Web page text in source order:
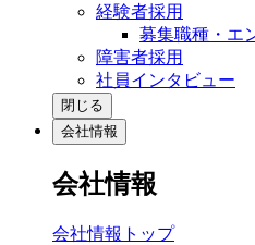
経験者採用
募集職種・エ
障害者採用
社員インタビュー
閉じる
会社情報
会社情報
会社情報トップ